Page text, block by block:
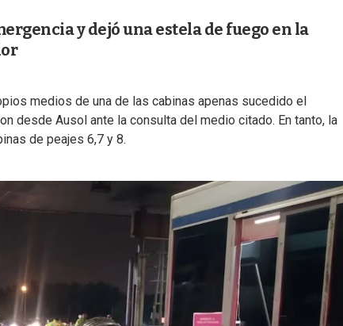
y dejó una estela de fuego en la
medios de una de las cabinas apenas sucedido el
desde Ausol ante la consulta del medio citado. En tanto, la
de peajes 6,7 y 8.